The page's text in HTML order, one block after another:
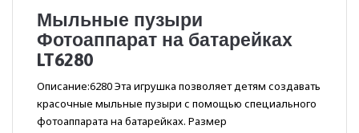
Мыльные пузыри
Фотоаппарат на батарейках
LT6280
Описание:6280 Эта игрушка позволяет детям создавать
красочные мыльные пузыри с помощью специального
фотоаппарата на батарейках. Размер